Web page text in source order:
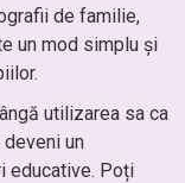
de familie,
un mod simplu și
utilizarea sa ca
un
educative. Poți